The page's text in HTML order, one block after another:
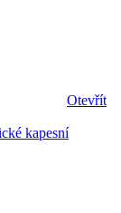
Otevřít
kapesní